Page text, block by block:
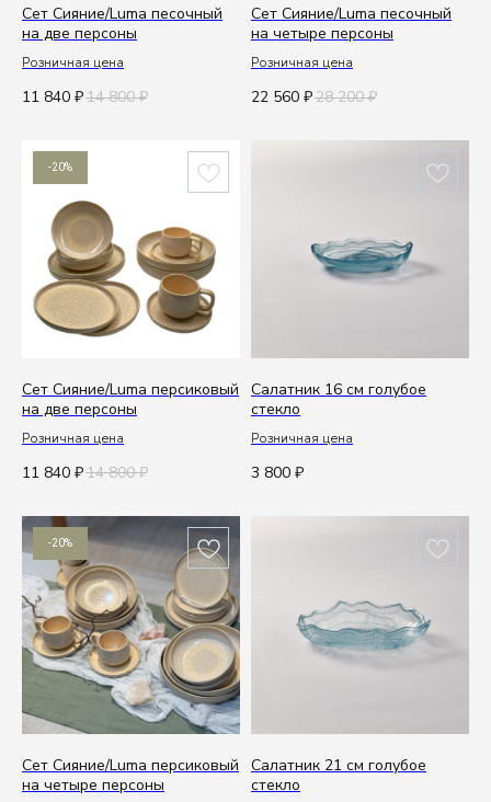
Сет Сияние/Luma песочный
на две персоны
Розничная цена
11 840 ₽14 800 ₽
Сет Сияние/Luma песочный
на четыре персоны
Розничная цена
22 560 ₽28 200 ₽
-20%
Сет Сияние/Luma персиковый
на две персоны
Розничная цена
11 840 ₽14 800 ₽
Салатник 16 см голубое
стекло
Розничная цена
3 800 ₽
-20%
Сет Сияние/Luma персиковый
на четыре персоны
Салатник 21 см голубое
стекло